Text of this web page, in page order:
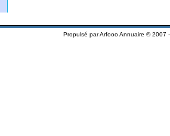
Propulsé parArfooo Annuaire © 2007